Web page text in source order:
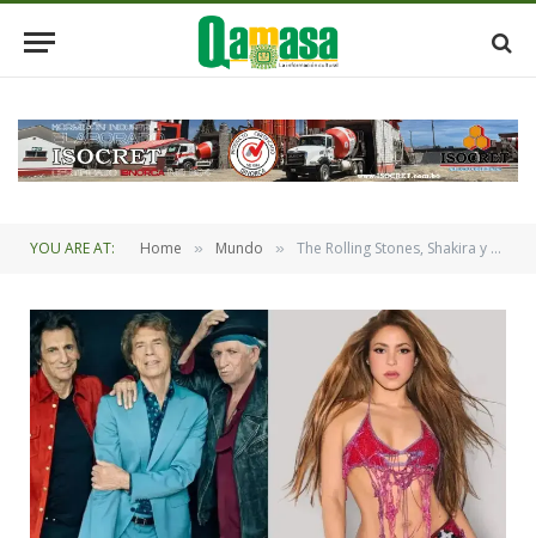
YOU ARE AT: Home » Mundo » The Rolling Stones, Shakira y más: Así es el disco del Mundial 2026